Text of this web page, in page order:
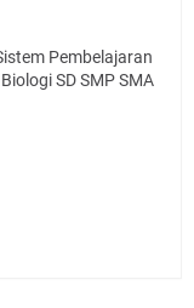
Pembelajaran
SD SMP SMA